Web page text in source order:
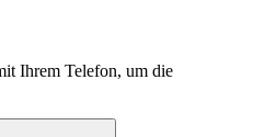
Ihrem Telefon, um die